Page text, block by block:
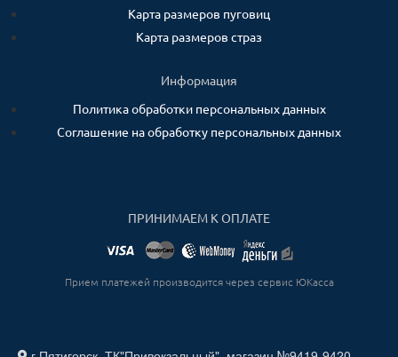
Карта размеров пуговиц
Карта размеров страз
Информация
Политика обработки персональных данных
Соглашение на обработку персональных данных
ПРИНИМАЕМ К ОПЛАТЕ
Прием платежей производится через сервис ЮКасса